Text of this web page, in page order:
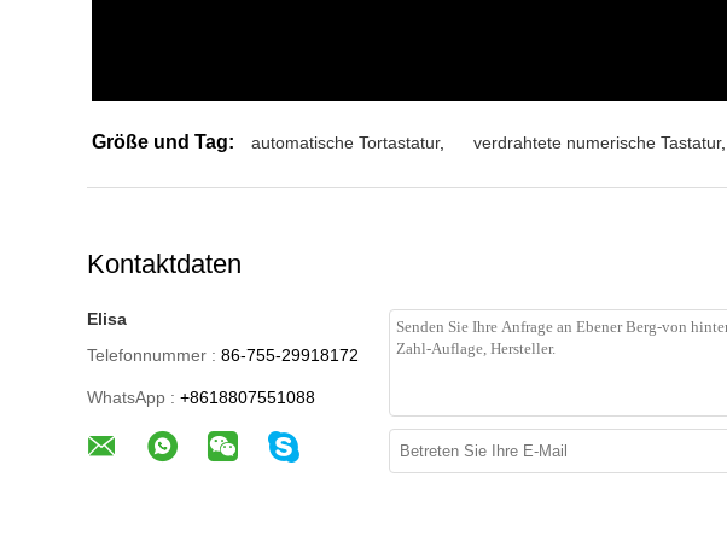
Größe und Tag: automatische Tortastatur, verdrahtete numerische Tastatur,
Kontaktdaten
Elisa
Telefonnummer : 86-755-29918172
WhatsApp : +8618807551088